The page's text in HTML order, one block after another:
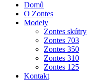
Domů
O Zontes
Modely
Zontes skútry
Zontes 703
Zontes 350
Zontes 310
Zontes 125
Kontakt